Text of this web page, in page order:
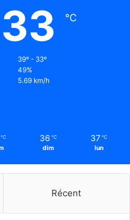
33 ℃
39º - 33º
49%
5.69 km/h
℃ 36 ℃
dim
37 ℃
lun
Récent